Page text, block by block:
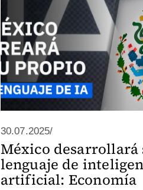
30.07.2025/
México desarrollará
lenguaje de
artificial: Economía